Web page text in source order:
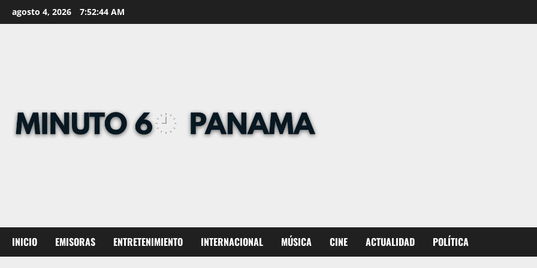
to
agosto 4, 2026 7:52:44 AM
INICIO EMISORAS ENTRETENIMIENTO INTERNACIONAL MÚSICA CINE ACTUALIDAD POLÍTICA